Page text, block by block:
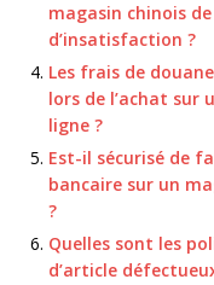
magasin chinois
d’insatisfaction ?
Les frais de
lors de l’achat sur
ligne ?
Est-il sécurisé de
bancaire sur un
?
Quelles sont les
d’article